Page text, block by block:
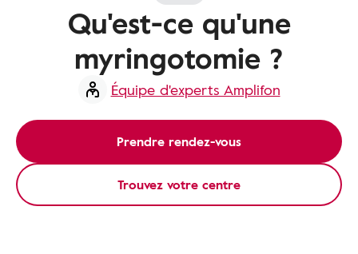
Qu'est-ce qu'une
myringotomie ?
Équipe d'experts Amplifon
Prendre rendez-vous
Trouvez votre centre